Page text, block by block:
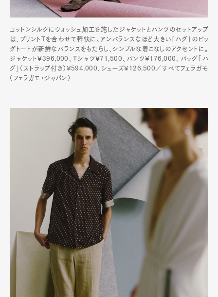
コットンシルクにウォッシュ加工を施したジャケットとパンツのセットアップ
は、プリントTを合わせて軽快に。アンバランスなほど大きい「ハグ」のビッ
グトートが新鮮なバランスをもたらし、シンプルな着こなしのアクセントに。
ジャケット¥396,000、Tシャツ¥71,500、パンツ¥176,000、バッグ「ハ
グ」（ストラップ付き）¥594,000、シューズ¥126,500／すべてフェラガモ
（フェラガモ・ジャパン）